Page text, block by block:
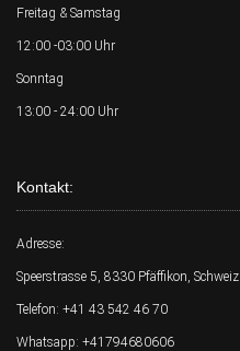
Freitag & Samstag
12:00 -03:00 Uhr
Sonntag
13:00 - 24:00 Uhr
Kontakt:
Adresse:
Speerstrasse 5, 8330 Pfäffikon, Schweiz
Telefon: +41 43 542 46 70
Whatsapp: +41794680606